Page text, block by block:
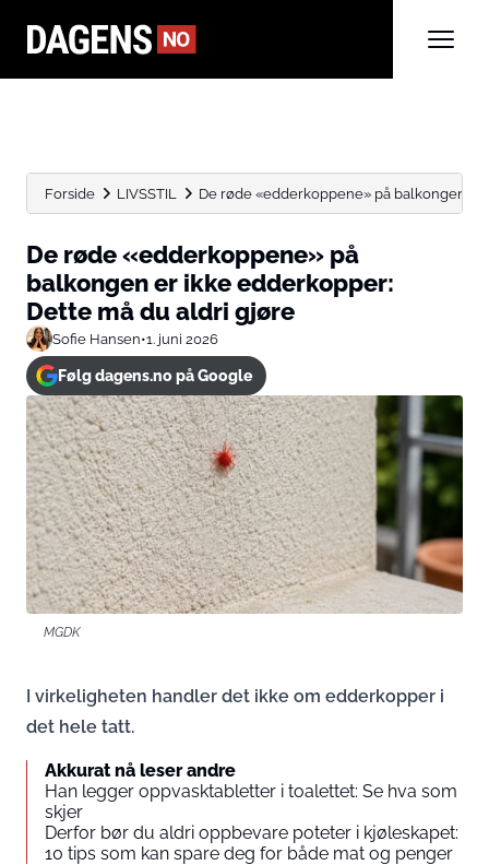
Forside LIVSSTIL De røde «edderkoppene» på balkongen er
De røde «edderkoppene» på
balkongen er ikke edderkopper:
Dette må du aldri gjøre
Sofie Hansen•1. juni 2026
Følg dagens.no på Google
MGDK
I virkeligheten handler det ikke om edderkopper i
det hele tatt.
Akkurat nå leser andre
Han legger oppvasktabletter i toalettet: Se hva som
skjer
Derfor bør du aldri oppbevare poteter i kjøleskapet:
10 tips som kan spare deg for både mat og penger